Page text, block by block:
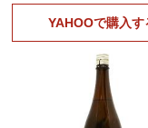
YAHOOで購入す